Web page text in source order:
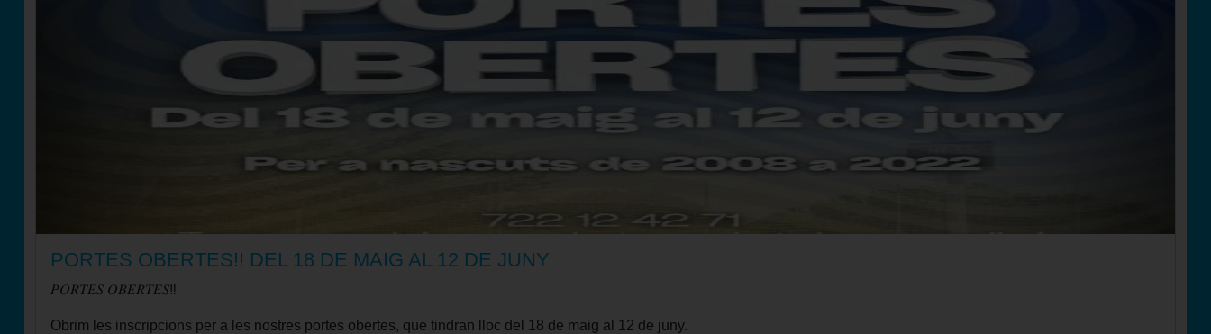
PORTES OBERTES!! DEL 18 DE MAIG AL 12 DE JUNY
𝑃𝑂𝑅𝑇𝐸𝑆 𝑂𝐵𝐸𝑅𝑇𝐸𝑆‼️
Obrim les inscripcions per a les nostres portes obertes, que tindran lloc del 18 de maig al 12 de juny.